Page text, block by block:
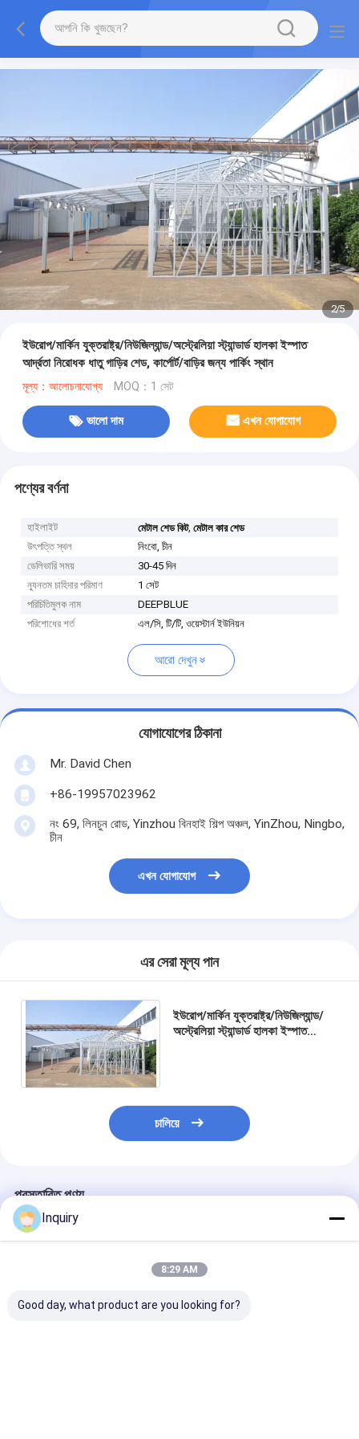
3/5
ইউরোপ/মার্কিন যুক্তরাষ্ট্র/নিউজিল্যান্ড/অস্ট্রেলিয়া স্ট্যান্ডার্ড হালকা ইস্পাত
আর্দ্রতা নিরোধক ধাতু গাড়ির শেড, কার্পোর্ট/বাড়ির জন্য পার্কিং স্থান
মূল্য：আলোচনাযোগ্য MOQ：1 সেট
ভালো দাম এখন যোগাযোগ
পণ্যের বর্ণনা
হাইলাইট মেটাল শেড কিট,মেটাল কার শেড
উৎপত্তি স্থল
নিংবো, চীন
ডেলিভারি সময়
30-45 দিন
ন্যূনতম চাহিদার পরিমাণ
1 সেট
পরিচিতিমুলক নাম
DEEPBLUE
পরিশোধের শর্ত
এল/সি, টি/টি, ওয়েস্টার্ন ইউনিয়ন
আরো দেখুন
যোগাযোগের ঠিকানা
Mr. David Chen
+86-19957023962
নং 69, লিনচুন রোড, Yinzhou বিনহাই শিল্প অঞ্চল, YinZhou, Ningbo,
চীন
এখন যোগাযোগ
এর সেরা মূল্য পান
ইউরোপ/মার্কিন যুক্তরাষ্ট্র/নিউজিল্যান্ড/
অস্ট্রেলিয়া স্ট্যান্ডার্ড হালকা ইস্পাত
চালিয়ে
প্রস্তাবিত পণ্য
Inquiry
8:29 AM
Good day, what product are you looking for?